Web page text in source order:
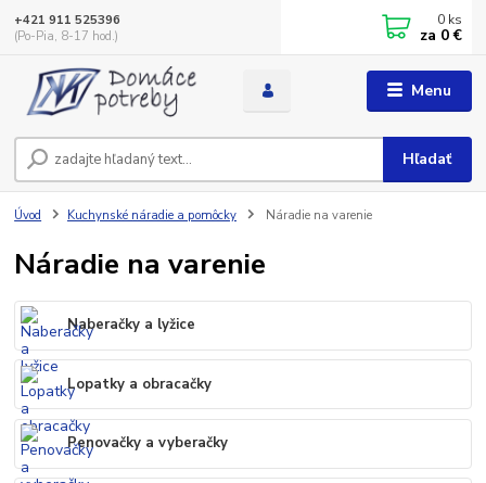
Menu
Hľadať
+421 911 525396
(Po-Pia, 8-17 hod.)
0 ks
za 0 €
Úvod Kuchynské náradie a pomôcky Náradie na varenie
Náradie na varenie
Naberačky a lyžice
Lopatky a obracačky
Penovačky a vyberačky